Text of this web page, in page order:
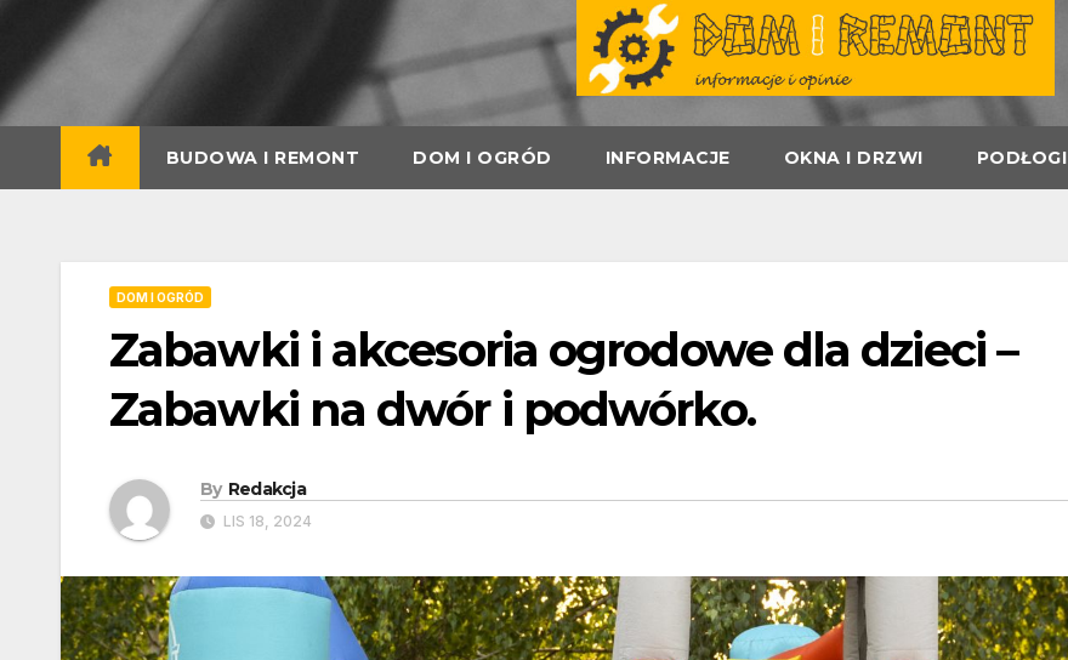
content
BUDOWA I REMONT DOM I OGRÓD INFORMACJE OKNA I DRZWI PODŁOGI
DOM I OGRÓD
Zabawki i akcesoria ogrodowe dla dzieci –
Zabawki na dwór i podwórko.
By Redakcja
LIS 18, 2024